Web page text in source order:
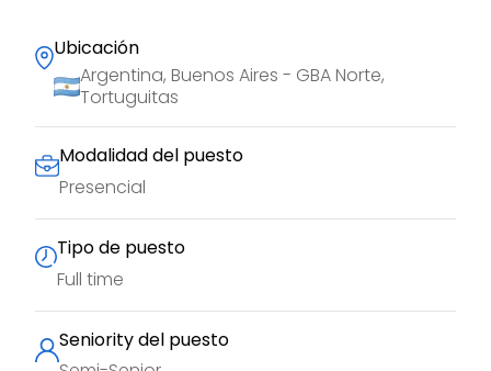
Ubicación
Argentina, Buenos Aires - GBA Norte,
Tortuguitas
Modalidad del puesto
Presencial
Tipo de puesto
Full time
Seniority del puesto